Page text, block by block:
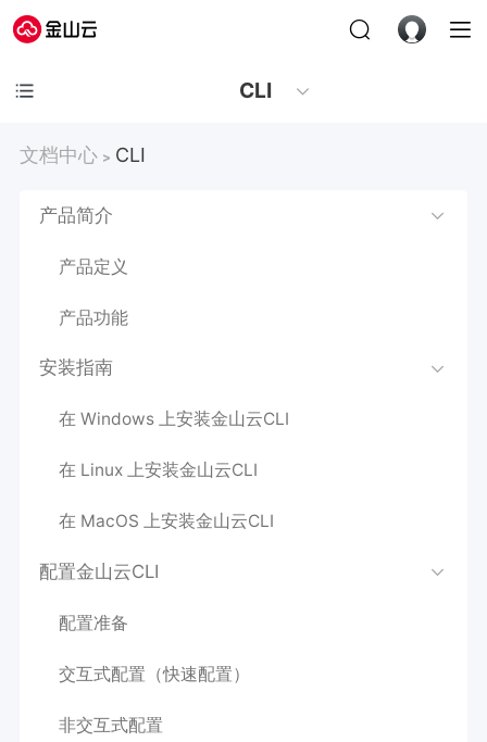
CLI
文档中心 > CLI
产品简介
产品定义
产品功能
安装指南
在 Windows 上安装金山云CLI
在 Linux 上安装金山云CLI
在 MacOS 上安装金山云CLI
配置金山云CLI
配置准备
交互式配置（快速配置）
非交互式配置